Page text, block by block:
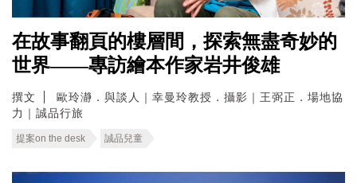
在故事翻頁的樓層間，探索無盡奇妙的
世界——專訪繪本作家岩井俊雄
撰文
歐玲瀞．與談人｜幸曼玲教授．攝影｜王弼正．場地協
力｜誠品行旅
提案on the desk 誠品兒童